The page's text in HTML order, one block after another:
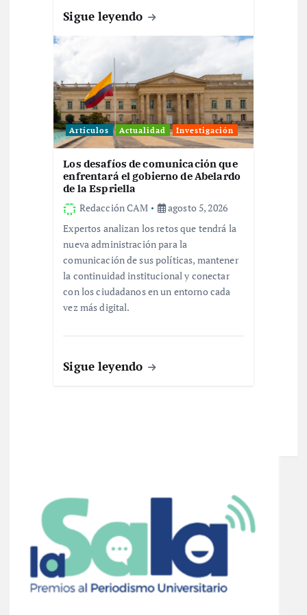
Sigue leyendo
Artículos Actualidad Investigación
Los desafíos de comunicación que
enfrentará el gobierno de Abelardo
de la Espriella
Redacción CAM
agosto 5, 2026
Expertos analizan los retos que tendrá la
nueva administración para la
comunicación de sus políticas, mantener
la continuidad institucional y conectar
con los ciudadanos en un entorno cada
vez más digital.
Sigue leyendo